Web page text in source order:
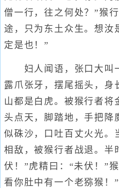
僧一行，往之何处？”猴
途，只为东土众生。想汝
定是也！”
妇人闻语，张口大叫一
露爪张牙，摆尾摇头，身
山都是白虎。被猴行者将
头点天，脚踏地，手把降
似硃沙，口吐百丈火光。
相敌，被猴行者战退。半
伏！”虎精曰：“未伏！”
看你肚中有一个老猕猴！